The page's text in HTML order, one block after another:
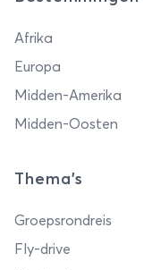
Afrika
Europa
Midden-Amerika
Midden-Oosten
Thema's
Groepsrondreis
Fly-drive